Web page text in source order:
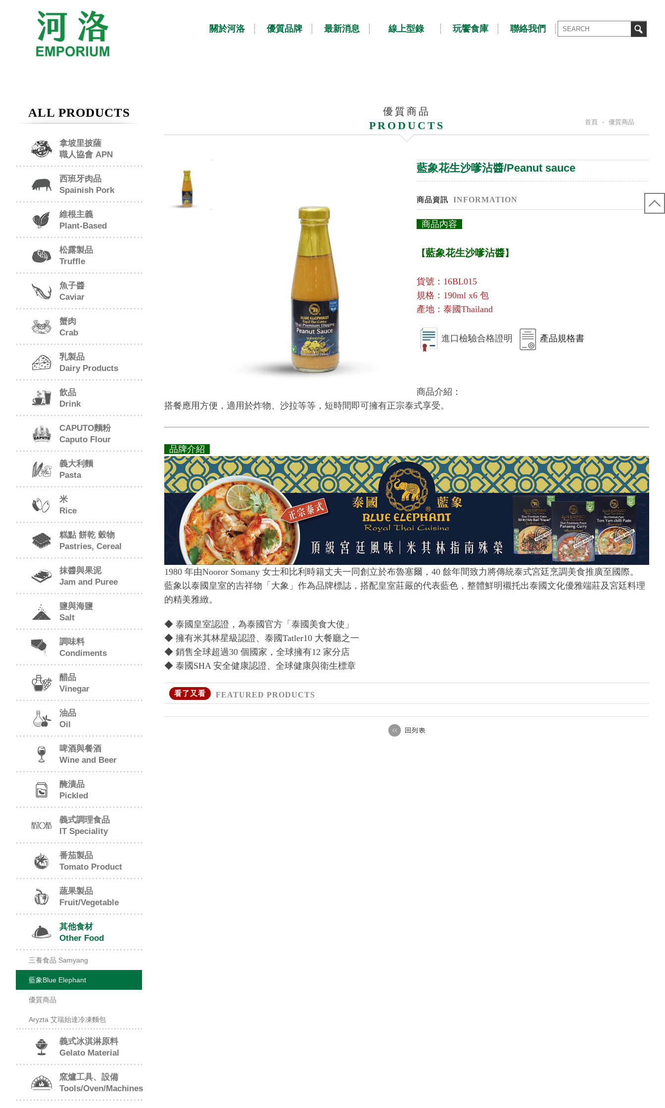
關於河洛 優質品牌 最新消息 線上型錄 玩饗食庫 聯絡我們
ALL PRODUCTS
拿坡里披薩
職人協會 APN
西班牙肉品
Spainish Pork
維根主義
Plant-Based
松露製品
Truffle
魚子醬
Caviar
蟹肉
Crab
乳製品
Dairy Products
飲品
Drink
CAPUTO麵粉
Caputo Flour
義大利麵
Pasta
米
Rice
糕點 餅乾 穀物
Pastries, Cereal
抹醬與果泥
Jam and Puree
鹽與海鹽
Salt
調味料
Condiments
醋品
Vinegar
油品
Oil
啤酒與餐酒
Wine and Beer
醃漬品
Pickled
義式調理食品
IT Speciality
番茄製品
Tomato Product
蔬果製品
Fruit/Vegetable
其他食材
Other Food
三養食品 Samyang
藍象Blue Elephant
優質商品
Aryzta 艾瑞始達冷凍麵包
義式冰淇淋原料
Gelato Material
窯爐工具、設備
Tools/Oven/Machines
優質商品
PRODUCTS 首頁 - 優質商品
藍象花生沙嗲沾醬/Peanut sauce
商品資訊 INFORMATION
商品內容
【藍象花生沙嗲沾醬】
貨號：16BL015
規格：190ml x6 包
產地：泰國Thailand
進口檢驗合格證明 產品規格書
商品介紹：
搭餐應用方便，適用於炸物、沙拉等等，短時間即可擁有正宗泰式享受。
品牌介紹
1980 年由Nooror Somany 女士和比利時籍丈夫一同創立於布魯塞爾，40 餘年間致力將傳統泰式宮廷烹調美食推廣至國際。
藍象以泰國皇室的吉祥物「大象」作為品牌標誌，搭配皇室莊嚴的代表藍色，整體鮮明襯托出泰國文化優雅端莊及宮廷料理
的精美雅緻。
◆ 泰國皇室認證，為泰國官方「泰國美食大使」
◆ 擁有米其林星級認證、泰國Tatler10 大餐廳之一
◆ 銷售全球超過30 個國家，全球擁有12 家分店
◆ 泰國SHA 安全健康認證、全球健康與衛生標章
看了又看 FEATURED PRODUCTS